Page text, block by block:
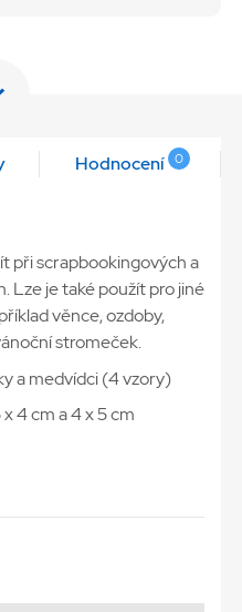
Hodnocení 0
při scrapbookingových a
Lze je také použít pro jiné
věnce, ozdoby,
stromeček.
a medvídci (4 vzory)
4 cm a 4 x 5 cm